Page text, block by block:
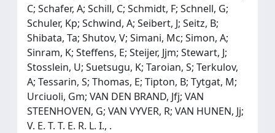
C; Schafer, A; Schill, C; Schmidt, F; Schnell, G;
Schuler, Kp; Schwind, A; Seibert, J; Seitz, B;
Shibata, Ta; Shutov, V; Simani, Mc; Simon, A;
Sinram, K; Steffens, E; Steijer, Jjm; Stewart, J;
Stosslein, U; Suetsugu, K; Taroian, S; Terkulov,
A; Tessarin, S; Thomas, E; Tipton, B; Tytgat, M;
Urciuoli, Gm; VAN DEN BRAND, Jfj; VAN
STEENHOVEN, G; VAN VYVER, R; VAN HUNEN, Jj;
V. E. T. T. E. R. L. I., .